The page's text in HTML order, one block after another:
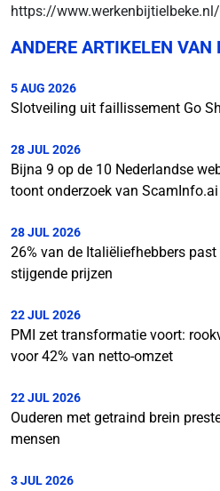
https://www.werkenbijtielbeke.nl/
ANDERE ARTIKELEN VAN
5 AUG 2026
Slotveiling uit faillissement Go
28 JUL 2026
Bijna 9 op de 10 Nederlandse
toont onderzoek van ScamInfo.ai
28 JUL 2026
26% van de Italiëliefhebbers
stijgende prijzen
22 JUL 2026
PMI zet transformatie voort:
voor 42% van netto-omzet
22 JUL 2026
Ouderen met getraind brein
mensen
3 JUL 2026